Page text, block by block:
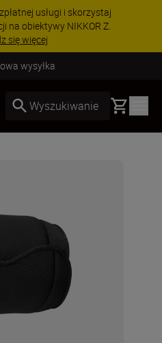
usługi i skorzystaj
na obiektywy NIKKOR Z.
się więcej
wysyłka
Wyszukiwanie Basket